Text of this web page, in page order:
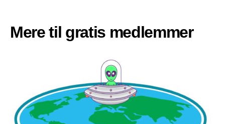
Mere til gratis medlemmer